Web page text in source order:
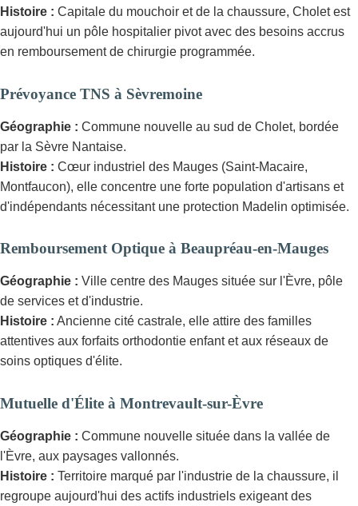
Histoire : Capitale du mouchoir et de la chaussure, Cholet est
aujourd'hui un pôle hospitalier pivot avec des besoins accrus
en remboursement de chirurgie programmée.
Prévoyance TNS à Sèvremoine
Géographie : Commune nouvelle au sud de Cholet, bordée
par la Sèvre Nantaise.
Histoire : Cœur industriel des Mauges (Saint-Macaire,
Montfaucon), elle concentre une forte population d'artisans et
d'indépendants nécessitant une protection Madelin optimisée.
Remboursement Optique à Beaupréau-en-Mauges
Géographie : Ville centre des Mauges située sur l'Èvre, pôle
de services et d'industrie.
Histoire : Ancienne cité castrale, elle attire des familles
attentives aux forfaits orthodontie enfant et aux réseaux de
soins optiques d'élite.
Mutuelle d'Élite à Montrevault-sur-Èvre
Géographie : Commune nouvelle située dans la vallée de
l'Èvre, aux paysages vallonnés.
Histoire : Territoire marqué par l'industrie de la chaussure, il
regroupe aujourd'hui des actifs industriels exigeant des